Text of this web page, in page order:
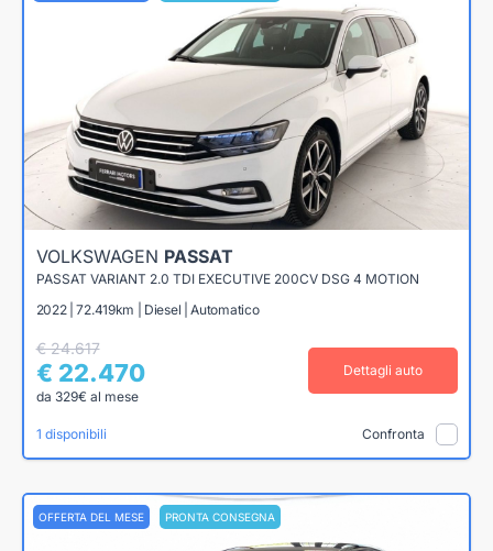
VOLKSWAGEN PASSAT
PASSAT VARIANT 2.0 TDI EXECUTIVE 200CV DSG 4 MOTION
2022 | 72.419km | Diesel | Automatico
€ 24.617
€ 22.470
da 329€ al mese
Dettagli auto
1 disponibili Confronta
OFFERTA DEL MESE PRONTA CONSEGNA